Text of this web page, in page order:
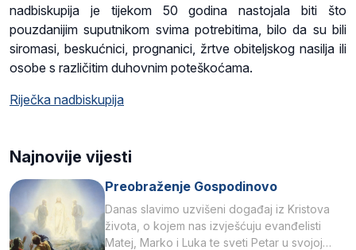
nadbiskupija je tijekom 50 godina nastojala biti što
pouzdanijim suputnikom svima potrebitima, bilo da su bili
siromasi, beskućnici, prognanici, žrtve obiteljskog nasilja ili
osobe s različitim duhovnim poteškoćama.
Riječka nadbiskupija
Najnovije vijesti
Preobraženje Gospodinovo
Danas slavimo uzvišeni događaj iz Kristova
života, o kojem nas izvješćuju evanđelisti
Matej, Marko i Luka te sveti Petar u svojoj